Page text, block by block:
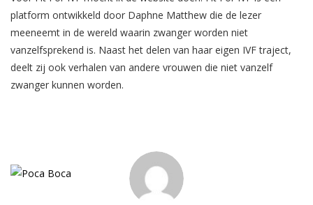
platform ontwikkeld door Daphne Matthew die de lezer
meeneemt in de wereld waarin zwanger worden niet
vanzelfsprekend is. Naast het delen van haar eigen IVF traject,
deelt zij ook verhalen van andere vrouwen die niet vanzelf
zwanger kunnen worden.